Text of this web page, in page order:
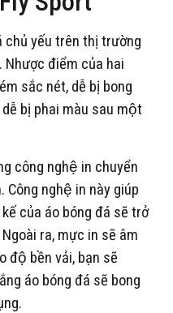
chủ yếu trên thị trường
điểm của hai
sắc nét, dễ bị bong
bị phai màu sau một
công nghệ in chuyển
nghệ in này giúp
của áo bóng đá sẽ trở
ra, mực in sẽ âm
độ bền vải, bạn sẽ
áo bóng đá sẽ bong